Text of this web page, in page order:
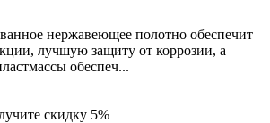
нержавеющее полотно обеспечит
лучшую защиту от коррозии, а
обеспеч...
скидку 5%